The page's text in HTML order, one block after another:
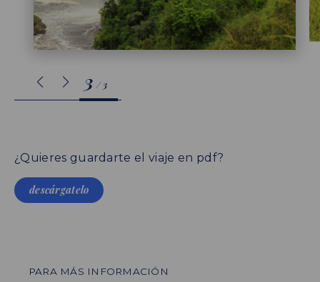
3 /3
¿Quieres guardarte el viaje en pdf?
descárgatelo
PARA MÁS INFORMACIÓN